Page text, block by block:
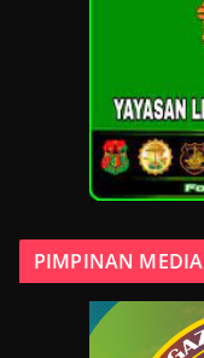
PIMPINAN MEDIA